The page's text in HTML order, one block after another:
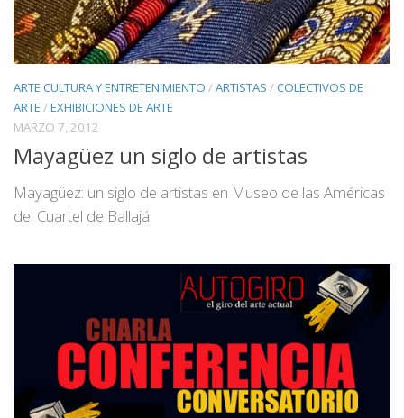
ARTE CULTURA Y ENTRETENIMIENTO /ARTISTAS /COLECTIVOS DE
ARTE /EXHIBICIONES DE ARTE
MARZO 7, 2012
Mayagüez un siglo de artistas
Mayagüez: un siglo de artistas en Museo de las Américas
del Cuartel de Ballajá.